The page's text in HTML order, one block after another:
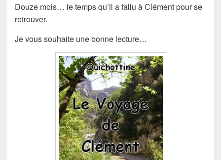
Douze mois… le temps qu’il a fallu à Clément pour se
retrouver.
Je vous souhaite une bonne lecture…